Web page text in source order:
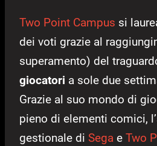
Two Point Campus si
dei voti grazie al
superamento) del
giocatori a sole due
Grazie al suo mondo di
pieno di elementi comici,
gestionale di Sega e Two